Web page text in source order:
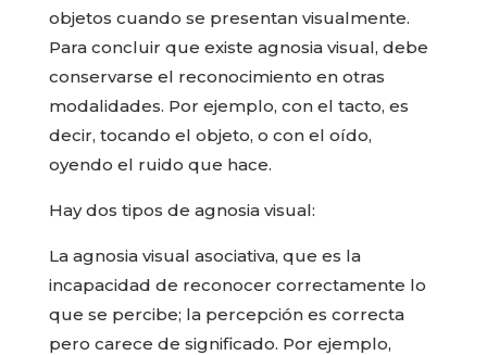
objetos cuando se presentan visualmente.
Para concluir que existe agnosia visual, debe
conservarse el reconocimiento en otras
modalidades. Por ejemplo, con el tacto, es
decir, tocando el objeto, o con el oído,
oyendo el ruido que hace.
Hay dos tipos de agnosia visual:
La agnosia visual asociativa, que es la
incapacidad de reconocer correctamente lo
que se percibe; la percepción es correcta
pero carece de significado. Por ejemplo,